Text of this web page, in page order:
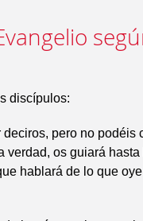
discípulos:
pero no podéis
verdad, os guiará
hablará de lo que